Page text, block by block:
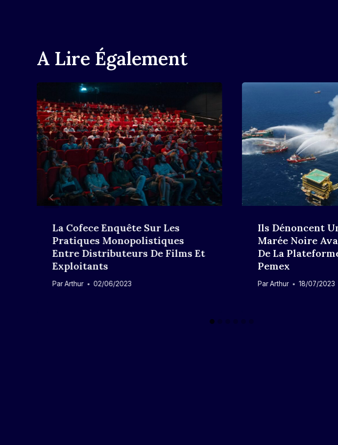
A Lire Également
La Cofece Enquête Sur Les
Pratiques Monopolistiques
Entre Distributeurs De Films Et
Exploitants
ParArthur 02/06/2023
Ils Dénoncent
Marée Noire
De La
Pemex
Par Arthur 18/07/2023